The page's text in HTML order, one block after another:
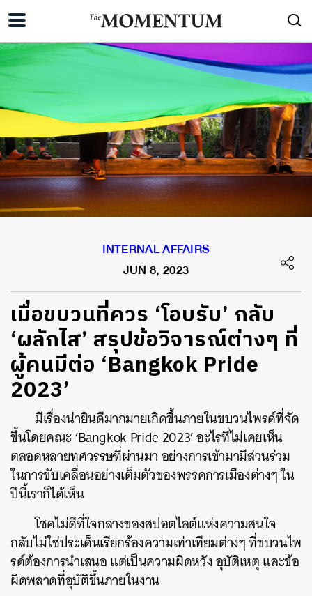
INTERNAL AFFAIRS
JUN 8, 2023
เมื่อขบวนที่ควร ‘โอบรับ’ กลับ
‘ผลักไส’ สรุปข้อวิจารณ์ต่างๆ ที่
ผู้คนมีต่อ ‘Bangkok Pride
2023’
มีเรื่องน่ายินดีมากมายเกิดขึ้นภายในขบวนไพรด์ที่จัด
ขึ้นโดยคณะ ‘Bangkok Pride 2023’ อะไรที่ไม่เคยเห็น
ตลอดหลายทศวรรษที่ผ่านมา อย่างการเข้ามามีส่วนร่วม
ในการขับเคลื่อนอย่างเต็มตัวของพรรคการเมืองต่างๆ ใน
ปีนี้เราก็ได้เห็น
โชคไม่ดีที่ใจกลางของสปอตไลต์แห่งความสนใจ
กลับไม่ใช่ประเด็นเรียกร้องความเท่าเทียมต่างๆ ที่ขบวนไพ
รด์ต้องการนำเสนอ แต่เป็นความผิดหวัง อุบัติเหตุ และข้อ
ผิดพลาดที่อุบัติขึ้นภายในงาน